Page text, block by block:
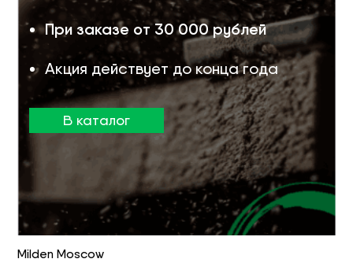
При заказе от 30 000 рублей
Акция действует до конца года
В каталог
Milden Moscow